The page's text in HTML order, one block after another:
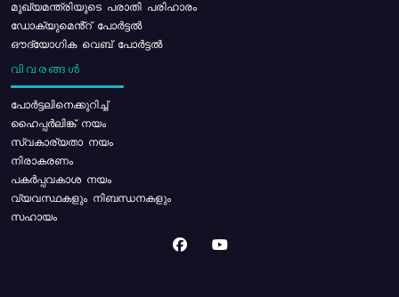
മുഖ്യമന്ത്രിയുടെ പരാതി പരിഹാരം
ഡോക്യുമെൻ്റ് പോർട്ടൽ
ഔദ്യോഗിക വെബ് പോർട്ടൽ
വിവരങ്ങൾ
പോര്‍ട്ടലിനെക്കുറിച്ച്
ഹൈപ്പർലിങ്ക് നയം
സ്വകാര്യതാ നയം
നിരാകരണം
പകർപ്പവകാശ നയം
വ്യവസ്ഥകളും നിബന്ധനകളും
സഹായം